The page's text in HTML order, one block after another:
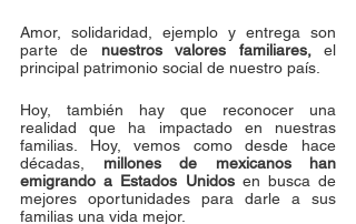
Amor, solidaridad, ejemplo y entrega son
parte de nuestros valores familiares, el
principal patrimonio social de nuestro país.
Hoy, también hay que reconocer una
realidad que ha impactado en nuestras
familias. Hoy, vemos como desde hace
décadas, millones de mexicanos han
emigrando a Estados Unidos en busca de
mejores oportunidades para darle a sus
familias una vida mejor.